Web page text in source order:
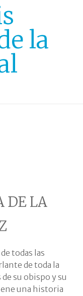
la
DE LA
todas las
de toda la
su obispo y su
una historia